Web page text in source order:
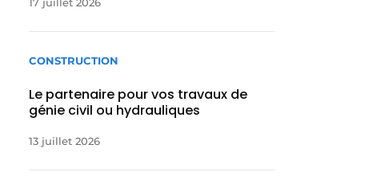
CONSTRUCTION
Le partenaire pour vos travaux de
génie civil ou hydrauliques
13 juillet 2026